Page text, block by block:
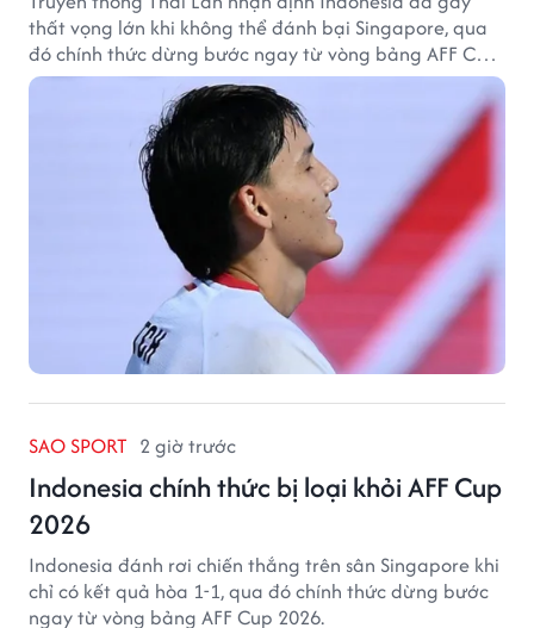
thất vọng lớn khi không thể đánh bại Singapore, qua
đó chính thức dừng bước ngay từ vòng bảng AFF Cup
2026.
SAO SPORT 2 giờ trước
Indonesia chính thức bị loại khỏi AFF Cup
2026
Indonesia đánh rơi chiến thắng trên sân Singapore khi
chỉ có kết quả hòa 1-1, qua đó chính thức dừng bước
ngay từ vòng bảng AFF Cup 2026.